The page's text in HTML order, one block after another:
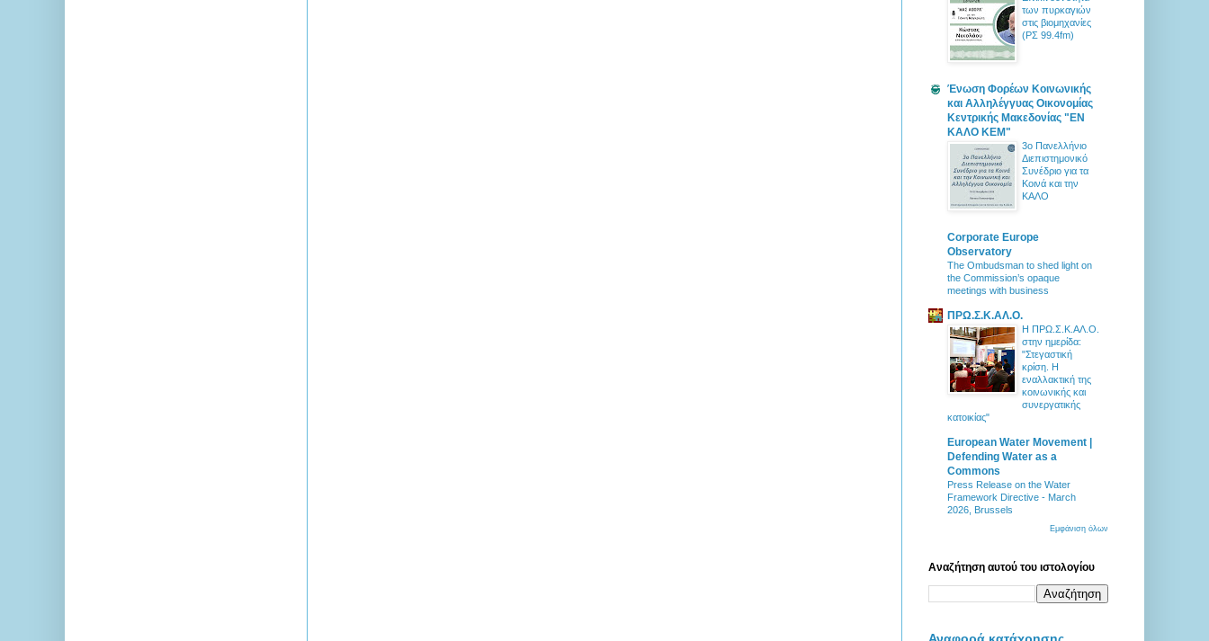
των πυρκαγιών
στις βιομηχανίες
(ΡΣ 99.4fm)
Ένωση Φορέων Κοινωνικής
και Αλληλέγγυας Οικονομίας
Κεντρικής Μακεδονίας "ΕΝ
ΚΑΛΟ ΚΕΜ"
3ο Πανελλήνιο
Διεπιστημονικό
Συνέδριο για τα
Κοινά και την
ΚΑΛΟ
Corporate Europe
Observatory
The Ombudsman to shed light on
the Commission’s opaque
meetings with business
ΠΡΩ.Σ.Κ.ΑΛ.Ο.
Η ΠΡΩ.Σ.Κ.ΑΛ.Ο.
στην ημερίδα:
"Στεγαστική
κρίση. Η
εναλλακτική της
κοινωνικής και
συνεργατικής
κατοικίας"
European Water Movement |
Defending Water as a
Commons
Press Release on the Water
Framework Directive - March
2026, Brussels
Εμφάνιση όλων
Αναζήτηση αυτού του ιστολογίου
Αναφορά κατάχρησης